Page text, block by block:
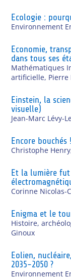
Ecologie :
Environnement
Economie,
dans tous ses
Mathématiques
artificielle, Pierre
Einstein, la
visuelle)
Jean-Marc Lévy-
Encore bouchés
Christophe Henry
Et la lumière
Corinne Nicolas-
Enigma et le
Histoire,
Ginoux
Eolien,
2035-2050 ?
Environnement